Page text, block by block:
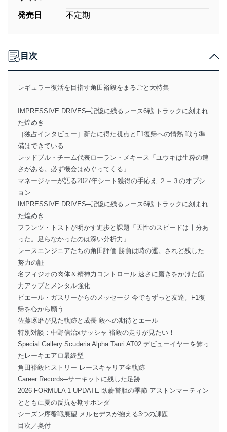
発売日 不定期
目次
レギュラー復活を目指す角田裕毅をまるごと大特集
IMPRESSIVE DRIVES─記憶に残るレース6戦 トラックに刻まれ
た煌めき
［独占インタビュー］新たに得た視点とF1復帰への情熱 戦う準
備はできている
レッドブル・チーム代表ローラン・メキース「ユウキは生粋の速
さがある。必ず機会はめぐってくる」
マネージャーが語る2027年シート獲得の手応え ２＋３のオプシ
ョン
IMPRESSIVE DRIVES─記憶に残るレース6戦 トラックに刻まれ
た煌めき
フランツ・トストが明かす進歩と課題「天性のスピードは十分あ
った。足らなかったのは深い分析力」
レースエンジニアたちの角田評価 勝負は時の運。されど残した
努力の証
名フィジオの肉体＆精神力コントロール 速さに磨きをかけた筋
力アップとメンタル強化
ピエール・ガスリーからのメッセージ 今でもずっと友達。F1復
帰を心から願う
佐藤琢磨が見た軌跡と成長 毅への期待とエール
特別対談：中野信治xサッシャ 裕毅の走りが見たい！
Special Gallery Scuderia Alpha Tauri AT02 デビューイヤーを飾っ
たレーキエアロ最終型
角田裕毅ヒストリー レースキャリア全軌跡
Career Records─サーキットに残した足跡
2026 FORMULA 1 UPDATE 臥薪嘗胆の季節 アストンマーティン
とともに夏の反抗を期すホンダ
シーズン序盤戦展望 メルセデスが抱える3つの課題
目次／奥付